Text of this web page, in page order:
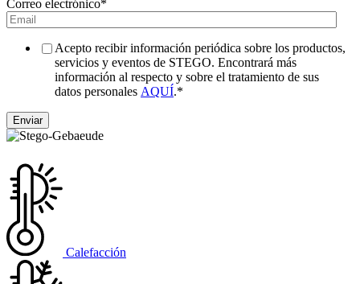
Correo electrónico*
Acepto recibir información periódica sobre los productos,
servicios y eventos de STEGO. Encontrará más
información al respecto y sobre el tratamiento de sus
datos personales AQUÍ.*
Calefacción